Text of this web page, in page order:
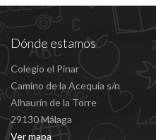
Dónde estamos
Colegio el Pinar
Camino de la Acequía s/n
Alhaurín de la Torre
29130 Málaga
Ver mapa